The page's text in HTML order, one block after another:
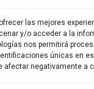
las mejores
y/o acceder a la
nos permitirá
únicas en
afectar negativamente a